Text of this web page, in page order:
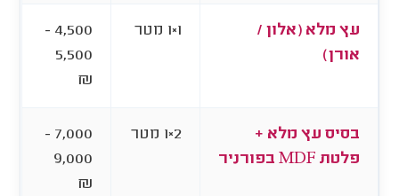
עץ מלא (אלון /
אורן)
1×1 מטר
4,500 -
5,500
₪
בסיס עץ מלא +
פלטת MDF בפורניר
2×1 מטר
7,000 -
9,000
₪